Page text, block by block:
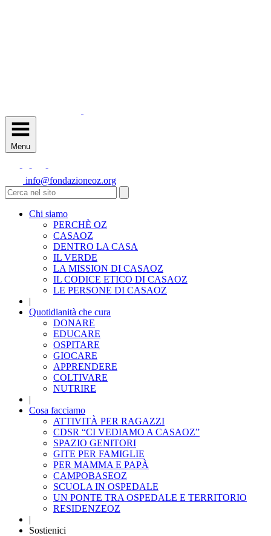
Menu
info@fondazioneoz.org
Chi siamo
PERCHÈ OZ
CASAOZ
DENTRO LA CASA
IL VERDE
LA MISSION DI CASAOZ
IL CODICE ETICO DI CASAOZ
LE PERSONE DI CASAOZ
|
Quotidianità che cura
DONARE
EDUCARE
OSPITARE
GIOCARE
APPRENDERE
COLTIVARE
NUTRIRE
|
Cosa facciamo
ATTIVITÀ PER RAGAZZI
CDSR “CI VEDIAMO A CASAOZ”
SPAZIO GENITORI
GITE PER FAMIGLIE
PER MAMMA E PAPÀ
CAMPOBASEOZ
SCUOLA IN OSPEDALE
UN PONTE TRA OSPEDALE E TERRITORIO
RESIDENZEOZ
|
Sostienici